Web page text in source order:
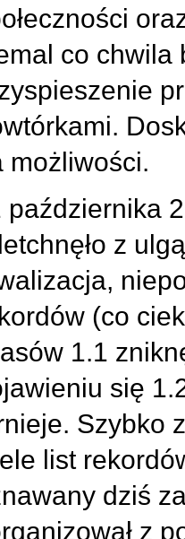
co chwila
możliwości.
października
z
(co
1.1
się
Szybko
list
dziś
z